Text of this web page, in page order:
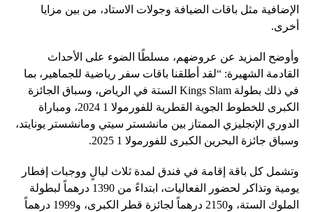
الإضافية مثل باقات الضيافة وجولات الاستاد، من بين مزايا
أخرى.
وأوضح المزيد عن عروضهم، مسلطًا الضوء على الأحداث
القادمة الشهيرة: “لقد أطلقنا باقات سفر رياضية للجماهير، بما
في ذلك بطولة Kings Slam الستة في الرياض، وسباق الجائزة
الكبرى للخطوط الجوية القطرية للفورمولا 1 2024، ومباراة
الدوري الإنجليزي الممتاز بين مانشستر سيتي ومانشستر يونايتد،
وسباق جائزة البحرين الكبرى للفورمولا 1 2025.
وتشمل كل باقة إقامة في فندق لمدة ثلاث ليالٍ ووجبات إفطار
يومية وتذاكر لحضور الفعاليات، ابتداءً من 1390 درهماً لبطولة
الملوك الستة، و2150 درهماً لجائزة قطر الكبرى، و1999 درهماً